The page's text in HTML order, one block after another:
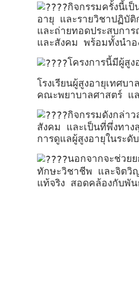
กิจกรรมครั้งนี้เ
อายุ และรายวิชาปฏิบัติ
และถ่ายทอดประสบกา
และสังคม พร้อมทั้งนำ
โครงการนี้มีผู้สู
โรงเรียนผู้สูงอายุเทศ
คณะพยาบาลศาสตร์ แ
กิจกรรมดังกล่า
สังคม และเป็นที่พึ่งทา
การดูแลผู้สูงอายุในระดั
นอกจากจะช่วย
ทักษะวิชาชีพ และจิตวิ
แท้จริง สอดคล้องกับพั